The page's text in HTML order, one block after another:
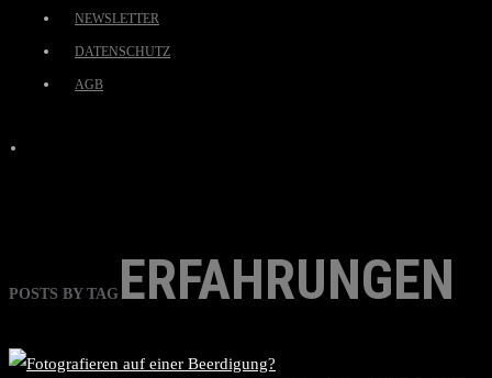
NEWSLETTER
DATENSCHUTZ
AGB
POSTS BY TAG ERFAHRUNGEN